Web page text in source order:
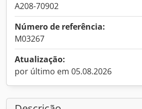
A208-70902
Número de referência:
M03267
Atualização:
por último em 05.08.2026